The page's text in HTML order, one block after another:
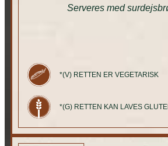
Serveres med
*(V) RETTEN ER VEGETARISK
*(G) RETTEN KAN LAVES